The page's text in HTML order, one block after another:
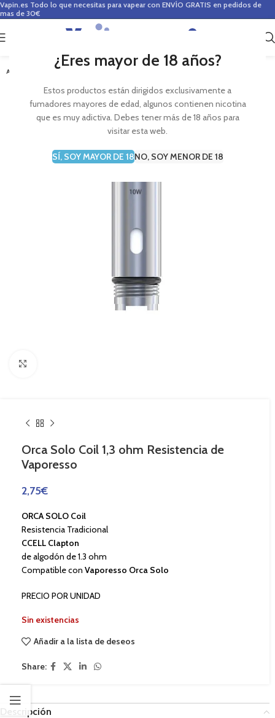
¿Eres mayor de 18 años?
Estos productos están dirigidos exclusivamente a
fumadores mayores de edad, algunos contienen nicotina
que es muy adictiva. Debes tener más de 18 años para
visitar esta web.
SÍ, SOY MAYOR DE 18NO, SOY MENOR DE 18
Vapin.es Todo lo que necesitas para vapear con ENVÍO GRATIS en pedidos de
mas de 30€
0
AGOTADO
Orca Solo Coil 1,3 ohm Resistencia de
Vaporesso
2,75€
ORCA SOLO Coil
Resistencia Tradicional
CCELL Clapton
de algodón de 1.3 ohm
Compatible con Vaporesso Orca Solo
PRECIO POR UNIDAD
Sin existencias
Añadir a la lista de deseos
Share:
Descripción